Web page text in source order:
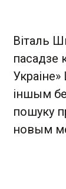
Віталь
пасадзе
іншым
пошуку
новым